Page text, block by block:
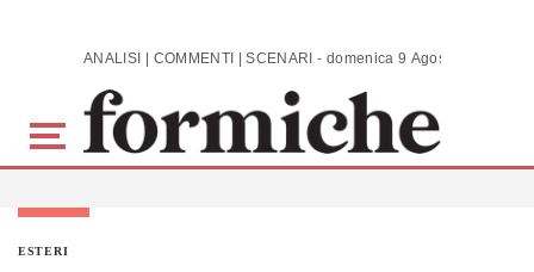
Skip to main content ANALISI | COMMENTI | SCENARI - domenica 9 Agosto 2026
ESTERI